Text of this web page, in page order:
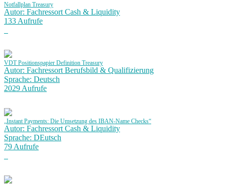
Notfallplan Treasury
Autor: Fachressort Cash & Liquidity
133 Aufrufe
VDT Positionspapier Definition Treasury
Autor: Fachressort Berufsbild & Qualifizierung
Sprache: Deutsch
2029 Aufrufe
„Instant Payments: Die Umsetzung des IBAN-Name Checks“
Autor: Fachressort Cash & Liquidity
Sprache: DEutsch
79 Aufrufe